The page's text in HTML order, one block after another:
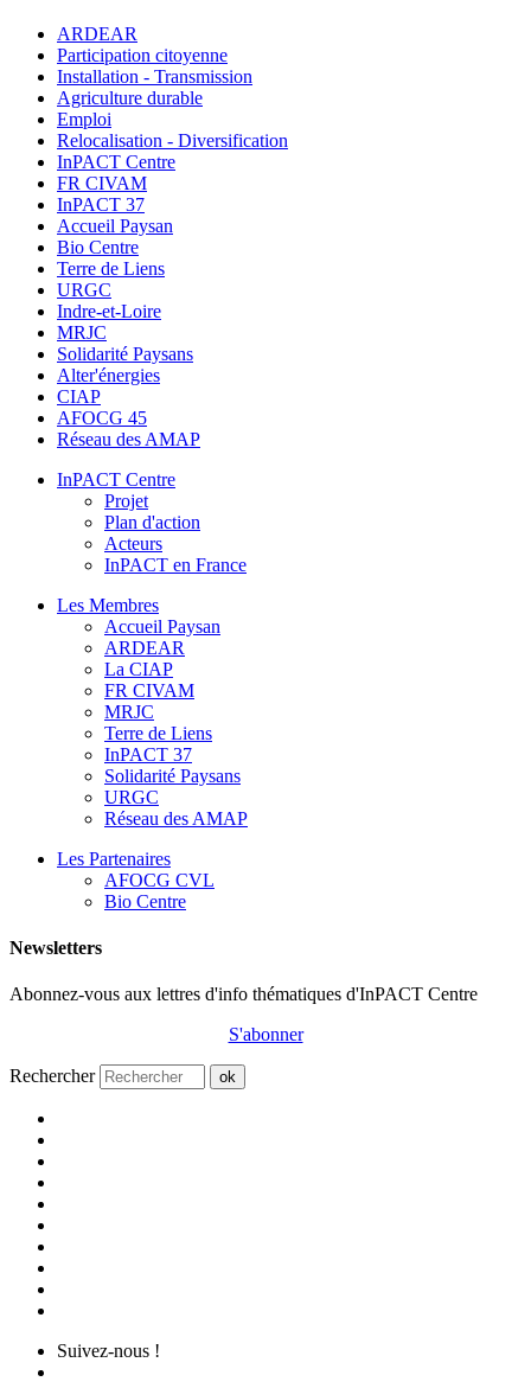
ARDEAR
Participation citoyenne
Installation - Transmission
Agriculture durable
Emploi
Relocalisation - Diversification
InPACT Centre
FR CIVAM
InPACT 37
Accueil Paysan
Bio Centre
Terre de Liens
URGC
Indre-et-Loire
MRJC
Solidarité Paysans
Alter'énergies
CIAP
AFOCG 45
Réseau des AMAP
InPACT Centre
Projet
Plan d'action
Acteurs
InPACT en France
Les Membres
Accueil Paysan
ARDEAR
La CIAP
FR CIVAM
MRJC
Terre de Liens
InPACT 37
Solidarité Paysans
URGC
Réseau des AMAP
Les Partenaires
AFOCG CVL
Bio Centre
Newsletters
Abonnez-vous aux lettres d'info thématiques d'InPACT Centre
S'abonner
Rechercher ok
Suivez-nous !